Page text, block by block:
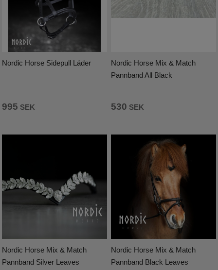
Nordic Horse Sidepull Läder
995 SEK
Nordic Horse Mix & Match
Pannband All Black
530 SEK
Nordic Horse Mix & Match
Pannband Silver Leaves
Nordic Horse Mix & Match
Pannband Black Leaves